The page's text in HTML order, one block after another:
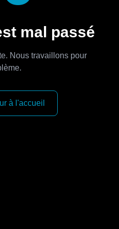
mal passé
Nous travaillons pour
à l'accueil